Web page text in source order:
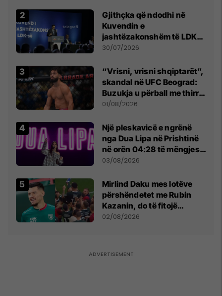
Gjithçka që ndodhi në
Kuvendin e
jashtëzakonshëm të LDK-
së
30/07/2026
“Vrisni, vrisni shqiptarët”,
skandal në UFC Beograd:
Buzukja u përball me thirrje
anti-shqiptare nga
01/08/2026
Një pleskavicë e ngrënë
nga Dua Lipa në Prishtinë
në orën 04:28 të mëngjesit
- dhe bota digjitale serbe
03/08/2026
Mirlind Daku mes lotëve
përshëndetet me Rubin
Kazanin, do të fitojë
miliona te Spartak Moska
02/08/2026